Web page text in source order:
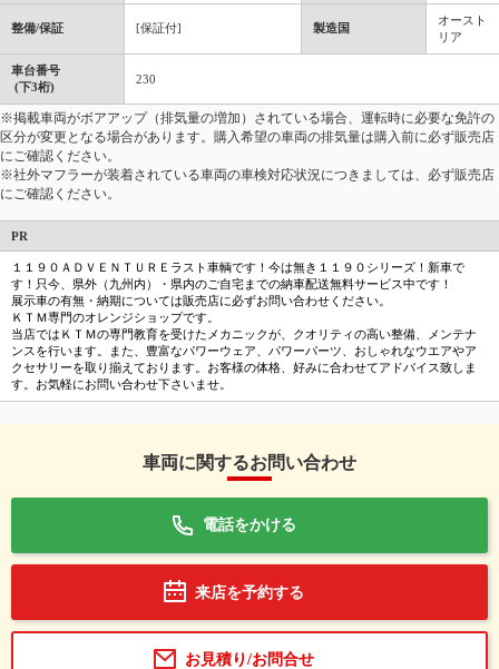
整備/保証 [保証付] 製造国
オースト
リア
車台番号
(下3桁)
230
※掲載車両がボアアップ（排気量の増加）されている場合、運転時に必要な免許の
区分が変更となる場合があります。購入希望の車両の排気量は購入前に必ず販売店
にご確認ください。
※社外マフラーが装着されている車両の車検対応状況につきましては、必ず販売店
にご確認ください。
PR
１１９０ＡＤＶＥＮＴＵＲＥラスト車輌です！今は無き１１９０シリーズ！新車で
す！只今、県外（九州内）・県内のご自宅までの納車配送無料サービス中です！
展示車の有無・納期については販売店に必ずお問い合わせください。
ＫＴＭ専門のオレンジショップです。
当店ではＫＴＭの専門教育を受けたメカニックが、クオリティの高い整備、メンテナ
ンスを行います。また、豊富なパワーウェア、パワーパーツ、おしゃれなウエアやア
クセサリーを取り揃えております。お客様の体格、好みに合わせてアドバイス致しま
す。お気軽にお問い合わせ下さいませ。
車両に関するお問い合わせ
電話をかける
来店を予約する
お見積り/お問合せ